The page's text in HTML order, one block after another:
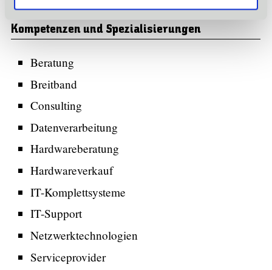
Kompetenzen und Spezialisierungen
Beratung
Breitband
Consulting
Datenverarbeitung
Hardwareberatung
Hardwareverkauf
IT-Komplettsysteme
IT-Support
Netzwerktechnologien
Serviceprovider